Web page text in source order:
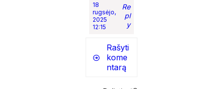
18
rugsėjo,
2025
12:15
Re
pl
y
Rašyti
kome
ntarą